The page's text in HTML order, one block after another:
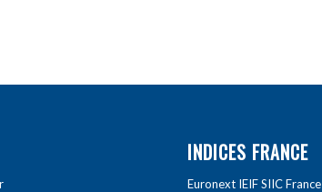
INDICES FRANCE
Euronext IEIF SIIC France